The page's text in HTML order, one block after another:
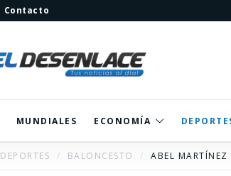
Contacto
MUNDIALES ECONOMÍA
DEPORTES BALONCESTO ABEL